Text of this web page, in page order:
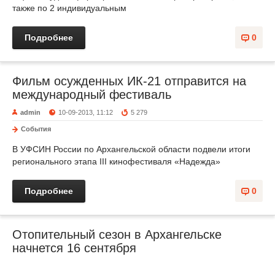
также по 2 индивидуальным
0
Подробнее
Фильм осужденных ИК-21 отправится на
международный фестиваль
admin 10-09-2013, 11:12 5 279
События
В УФСИН России по Архангельской области подвели итоги
регионального этапа III кинофестиваля «Надежда»
0
Подробнее
Отопительный сезон в Архангельске
начнется 16 сентября